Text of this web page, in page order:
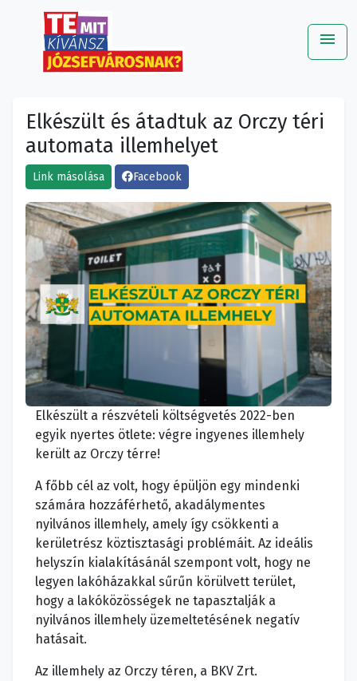
menu
Elkészült és átadtuk az Orczy téri
automata illemhelyet
Link másolása Facebook
Elkészült a részvételi költségvetés 2022-ben
egyik nyertes ötlete: végre ingyenes illemhely
került az Orczy térre!
A főbb cél az volt, hogy épüljön egy mindenki
számára hozzáférhető, akadálymentes
nyilvános illemhely, amely így csökkenti a
kerületrész köztisztasági problémáit. Az ideális
helyszín kialakításánál szempont volt, hogy ne
legyen lakóházakkal sűrűn körülvett terület,
hogy a lakóközösségek ne tapasztalják a
nyilvános illemhely üzemeltetésének negatív
hatásait.
Az illemhely az Orczy téren, a BKV Zrt.